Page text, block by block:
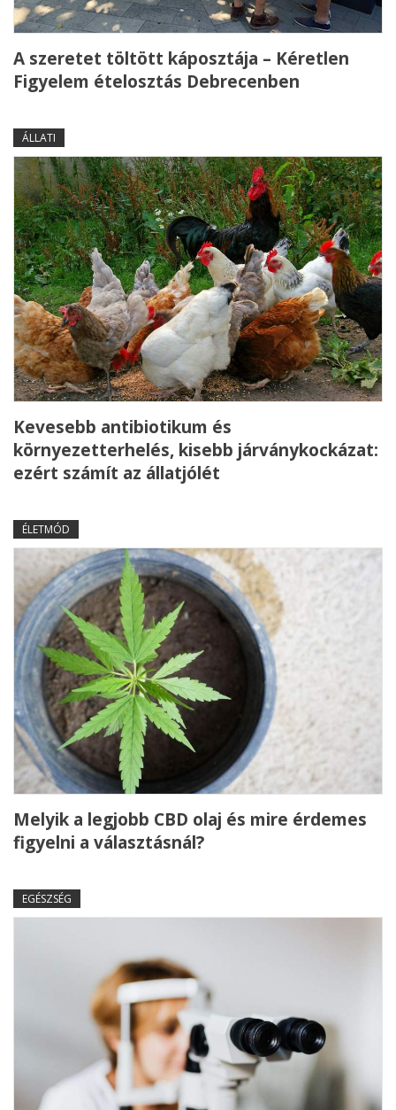
A szeretet töltött káposztája – Kéretlen
Figyelem ételosztás Debrecenben
ÁLLATI
Kevesebb antibiotikum és
környezetterhelés, kisebb járványkockázat:
ezért számít az állatjólét
ÉLETMÓD
Melyik a legjobb CBD olaj és mire érdemes
figyelni a választásnál?
EGÉSZSÉG